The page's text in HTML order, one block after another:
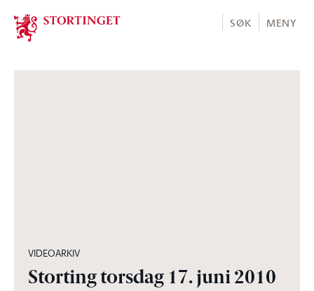
Stortinget.no
SØK MENY
VIDEOARKIV
Storting torsdag 17. juni 2010